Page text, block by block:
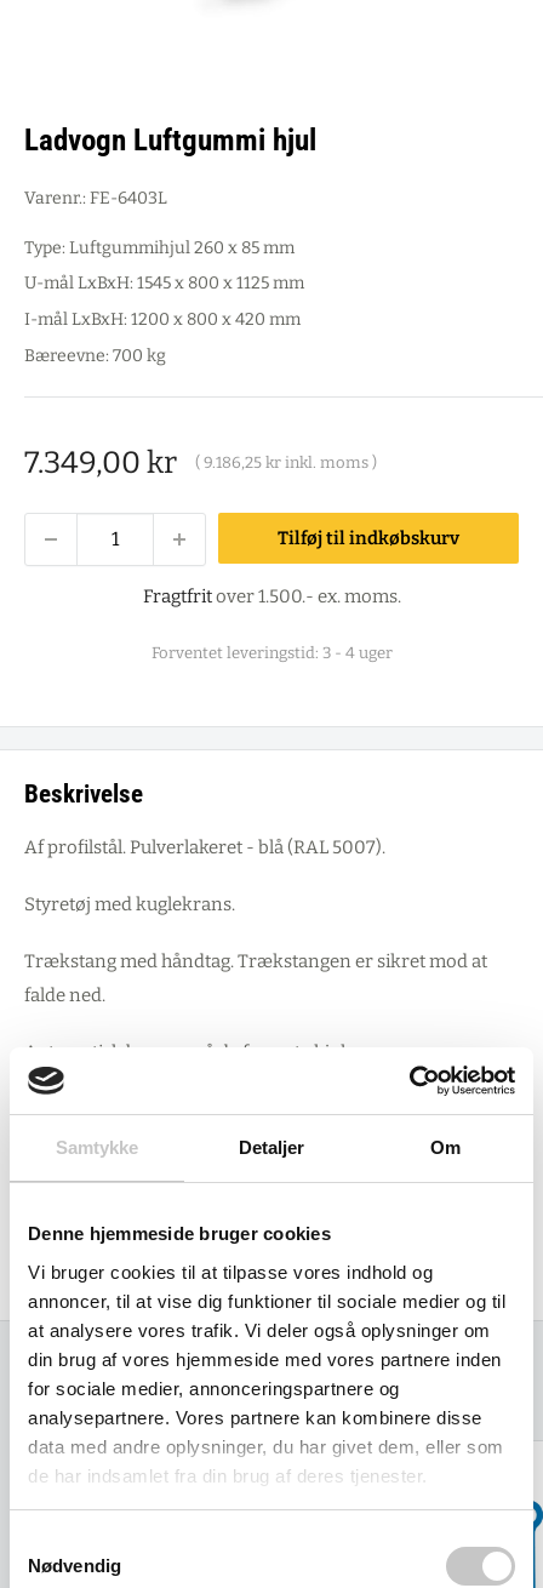
Samtykke Detaljer Om
Denne hjemmeside bruger cookies
Vi bruger cookies til at tilpasse vores indhold og
annoncer, til at vise dig funktioner til sociale medier og til
at analysere vores trafik. Vi deler også oplysninger om
din brug af vores hjemmeside med vores partnere inden
for sociale medier, annonceringspartnere og
analysepartnere. Vores partnere kan kombinere disse
data med andre oplysninger, du har givet dem, eller som
de har indsamlet fra din brug af deres tjenester.
Nødvendig
Ladvogn Luftgummi hjul
Varenr.: FE-6403L
Type: Luftgummihjul 260 x 85 mm
U-mål LxBxH: 1545 x 800 x 1125 mm
I-mål LxBxH: 1200 x 800 x 420 mm
Bæreevne: 700 kg
Salgspris
7.349,00 kr ( 9.186,25 kr inkl. moms )
Tilføj til indkøbskurv
Fragtfritover 1.500.- ex. moms.
Forventet leveringstid: 3 - 4 uger
Beskrivelse
Af profilstål. Pulverlakeret - blå (RAL 5007).
Styretøj med kuglekrans.
Trækstang med håndtag. Trækstangen er sikret mod at
falde ned.
Automatisk bremse på de forreste hjul.
Egenvægt 66 kg
Hjul størrelse: 260 x 85 mm
Produceret i Tyskland af Fetra.
Relaterede varer